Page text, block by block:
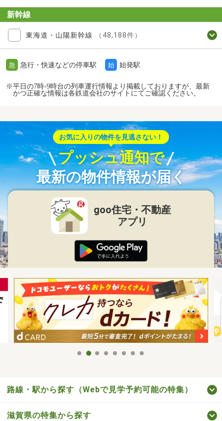
新幹線
東海道・山陽新幹線 （48,188件）
急 急行・快速などの停車駅 始 始発駅
※平日の7時-9時台の列車運行情報より掲載しておりますが、最新
かつ正確な情報は各鉄道会社のサイトにてご確認ください。
お気に入りの物件を見逃さない！
プッシュ通知で
最新の物件情報が届く
goo住宅・不動産
アプリ
路線・駅から探す（Webで見学予約可能の特集）
滋賀県の特集から探す